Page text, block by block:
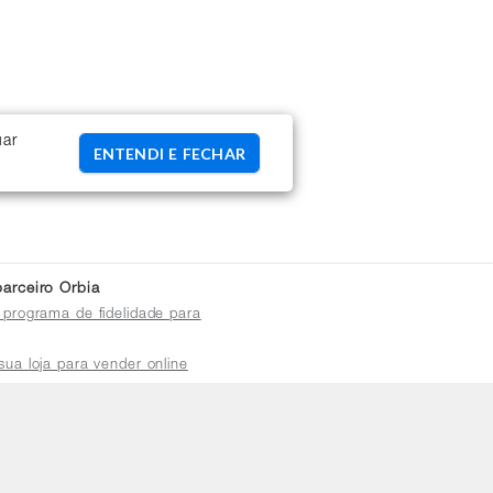
ENTENDI E FECHAR
Orbia
programa de fidelidade para
loja para vender online